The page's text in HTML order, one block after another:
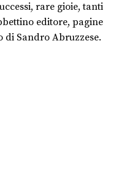
rare gioie, tanti
editore, pagine
di Sandro Abruzzese.